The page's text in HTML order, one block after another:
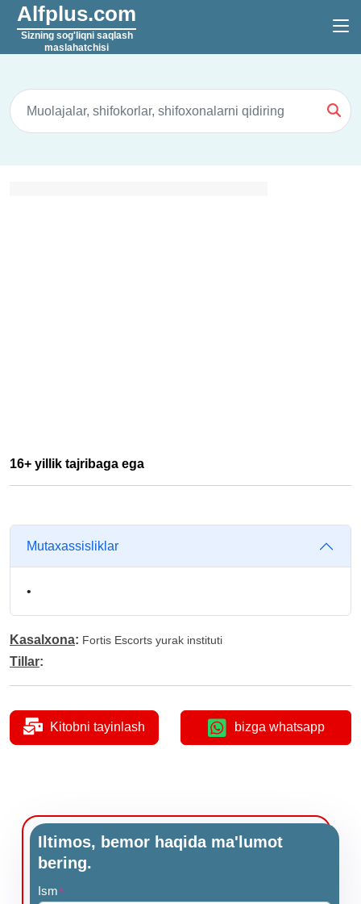
Alfplus.com
Sizning sog'liqni saqlash
maslahatchisi
16+ yillik tajribaga ega
Mutaxassisliklar
•
Kasalxona: Fortis Escorts yurak instituti
Tillar:
Kitobni tayinlash bizga whatsapp
Iltimos, bemor haqida ma'lumot
bering.
Ism*